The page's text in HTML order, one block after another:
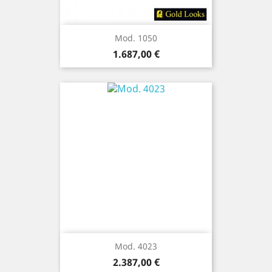
Mod. 1050
Precio
1.687,00 €
Mod. 4023
Precio
2.387,00 €